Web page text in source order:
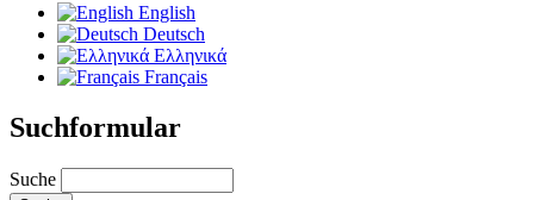
English
Deutsch
Ελληνικά
Français
Suchformular
Suche